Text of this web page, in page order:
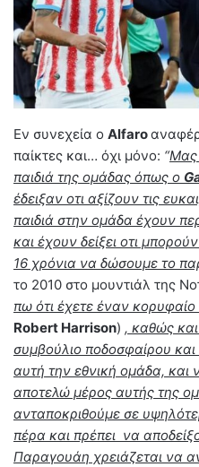
Εν συνεχεία ο Alfaro
παίκτες και… όχι μόνο: “Μας
παιδιά της ομάδας όπως ο
έδειξαν οτι αξίζουν τις
παιδιά στην ομάδα έχουν
και έχουν δείξει οτι
16 χρόνια να δώσουμε το
το 2010 στο μουντιάλ της
πω ότι έχετε έναν
Robert Harrison) , καθώς
συμβούλιο ποδοσφαίρου
αυτή την εθνική ομάδα,
αποτελώ μέρος αυτής της
ανταποκριθούμε σε
πέρα και πρέπει να
Παραγουάη χρειάζεται να